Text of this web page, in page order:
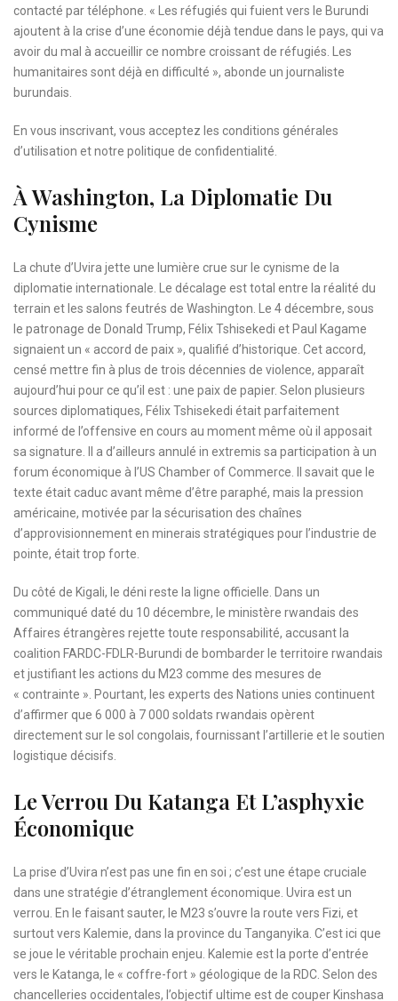
contacté par téléphone. « Les réfugiés qui fuient vers le Burundi
ajoutent à la crise d’une économie déjà tendue dans le pays, qui va
avoir du mal à accueillir ce nombre croissant de réfugiés. Les
humanitaires sont déjà en difficulté », abonde un journaliste
burundais.
En vous inscrivant, vous acceptez les conditions générales
d’utilisation et notre politique de confidentialité.
À Washington, La Diplomatie Du
Cynisme
La chute d’Uvira jette une lumière crue sur le cynisme de la
diplomatie internationale. Le décalage est total entre la réalité du
terrain et les salons feutrés de Washington. Le 4 décembre, sous
le patronage de Donald Trump, Félix Tshisekedi et Paul Kagame
signaient un « accord de paix », qualifié d’historique. Cet accord,
censé mettre fin à plus de trois décennies de violence, apparaît
aujourd’hui pour ce qu’il est : une paix de papier. Selon plusieurs
sources diplomatiques, Félix Tshisekedi était parfaitement
informé de l’offensive en cours au moment même où il apposait
sa signature. Il a d’ailleurs annulé in extremis sa participation à un
forum économique à l’US Chamber of Commerce. Il savait que le
texte était caduc avant même d’être paraphé, mais la pression
américaine, motivée par la sécurisation des chaînes
d’approvisionnement en minerais stratégiques pour l’industrie de
pointe, était trop forte.
Du côté de Kigali, le déni reste la ligne officielle. Dans un
communiqué daté du 10 décembre, le ministère rwandais des
Affaires étrangères rejette toute responsabilité, accusant la
coalition FARDC-FDLR-Burundi de bombarder le territoire rwandais
et justifiant les actions du M23 comme des mesures de
« contrainte ». Pourtant, les experts des Nations unies continuent
d’affirmer que 6 000 à 7 000 soldats rwandais opèrent
directement sur le sol congolais, fournissant l’artillerie et le soutien
logistique décisifs.
Le Verrou Du Katanga Et L’asphyxie
Économique
La prise d’Uvira n’est pas une fin en soi ; c’est une étape cruciale
dans une stratégie d’étranglement économique. Uvira est un
verrou. En le faisant sauter, le M23 s’ouvre la route vers Fizi, et
surtout vers Kalemie, dans la province du Tanganyika. C’est ici que
se joue le véritable prochain enjeu. Kalemie est la porte d’entrée
vers le Katanga, le « coffre-fort » géologique de la RDC. Selon des
chancelleries occidentales, l’objectif ultime est de couper Kinshasa